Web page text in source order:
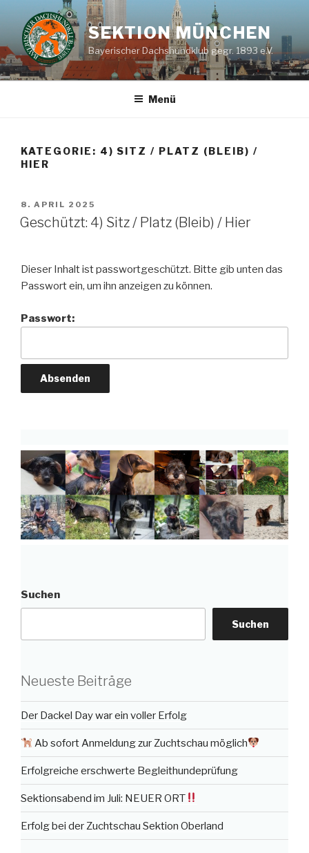
Inhalt
springen
SEKTION MÜNCHEN
Bayerischer Dachshundklub gegr. 1893 e.V.
Menü
KATEGORIE: 4) SITZ / PLATZ (BLEIB) /
HIER
VERÖFFENTLICHT
AM
8. APRIL 2025
Geschützt: 4) Sitz / Platz (Bleib) / Hier
Dieser Inhalt ist passwortgeschützt. Bitte gib unten das
Passwort ein, um ihn anzeigen zu können.
Passwort:
Suchen
Suchen
Neueste Beiträge
Der Dackel Day war ein voller Erfolg
Ab sofort Anmeldung zur Zuchtschau möglich
Erfolgreiche erschwerte Begleithundeprüfung
Sektionsabend im Juli: NEUER ORT
Erfolg bei der Zuchtschau Sektion Oberland